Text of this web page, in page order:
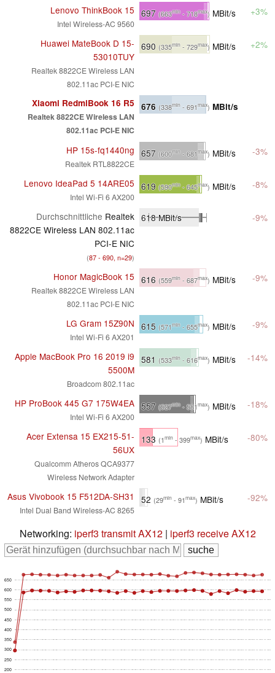
Lenovo ThinkBook 15
Intel Wireless-AC 9560
697 (663min- 718max) MBit/s +3%
Huawei MateBook D 15-
53010TUY
Realtek 8822CE Wireless LAN
802.11ac PCI-E NIC
690 (335min- 729max) MBit/s +2%
Xiaomi RedmiBook 16 R5
Realtek 8822CE Wireless LAN
802.11ac PCI-E NIC
676 (338min- 691max) MBit/s
HP 15s-fq1440ng
Realtek RTL8822CE
657 (600min - 681max) MBit/s -3%
Lenovo IdeaPad 5 14ARE05
Intel Wi-Fi 6 AX200
619 (590min- 645max) MBit/s -8%
Durchschnittliche Realtek
8822CE Wireless LAN 802.11ac
PCI-E NIC
(87 - 690, n=29)
618MBit/s -9%
Honor MagicBook 15
Realtek 8822CE Wireless LAN
802.11ac PCI-E NIC
616 (559min - 687max) MBit/s -9%
LG Gram 15Z90N
Intel Wi-Fi 6 AX201
615 (571min- 655max) MBit/s -9%
Apple MacBook Pro 16 2019 i9
5500M
Broadcom 802.11ac
581 (533min - 616max) MBit/s -14%
HP ProBook 445 G7 175W4EA
Intel Wi-Fi 6 AX200
557 (527min- 581max) MBit/s -18%
Acer Extensa 15 EX215-51-
56UX
Qualcomm Atheros QCA9377
Wireless Network Adapter
133 (1min - 399max) MBit/s -80%
Asus Vivobook 15 F512DA-SH31
Intel Dual Band Wireless-AC 8265
52 (29min - 91max) MBit/s -92%
Networking: iperf3 transmit AX12| iperf3 receive AX12
200
250
300
350
400
450
500
550
600
650